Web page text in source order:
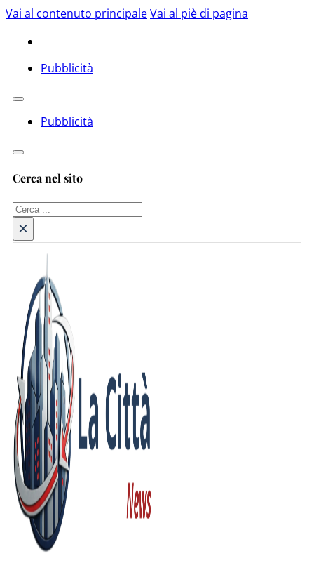
Vai al contenuto principaleVai al piè di pagina
Pubblicità
Pubblicità
Cerca nel sito
Cerca
×